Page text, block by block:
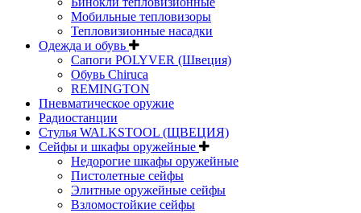
Мобильные тепловизоры
Тепловизионные насадки
Одежда и обувь
Сапоги POLYVER (Швеция)
Обувь Chiruca
REMINGTON
Пневматическое оружие
Радиостанции
Стулья WALKSTOOL (ЩВЕЦИЯ)
Сейфы и шкафы оружейные
Недорогие шкафы оружейные
Пистолетные сейфы
Элитные оружейные сейфы
Взломостойкие сейфы